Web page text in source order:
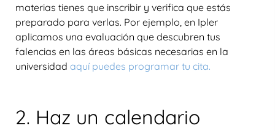
materias tienes que inscribir y verifica que estás
preparado para verlas. Por ejemplo, en Ipler
aplicamos una evaluación que descubren tus
falencias en las áreas básicas necesarias en la
universidad aquí puedes programar tu cita.
2. Haz un calendario